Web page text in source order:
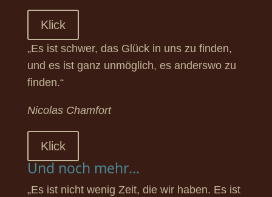
Klick
„Es ist schwer, das Glück in uns zu finden,
und es ist ganz unmöglich, es anderswo zu
finden.“
Nicolas Chamfort
Klick
Und noch mehr...
„Es ist nicht wenig Zeit, die wir haben. Es ist